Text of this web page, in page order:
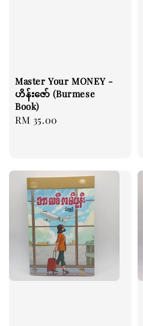
Master Your MONEY -
ဟိန်းဇော် (Burmese
Book)
Regular
RM 35.00